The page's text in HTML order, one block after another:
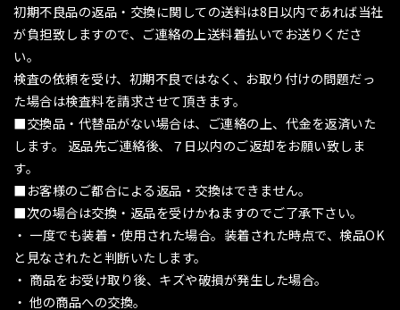
初期不良品の返品・交換に関しての送料は8日以内であれば当社
が負担致しますので、ご連絡の上送料着払いでお送りくださ
い。
検査の依頼を受け、初期不良ではなく、お取り付けの問題だっ
た場合は検査料を請求させて頂きます。
■交換品・代替品がない場合は、ご連絡の上、代金を返済いた
します。 返品先ご連絡後、７日以内のご返却をお願い致しま
す。
■お客様のご都合による返品・交換はできません。
■次の場合は交換・返品を受けかねますのでご了承下さい。
・ 一度でも装着・使用された場合。装着された時点で、検品OK
と見なされたと判断いたします。
・ 商品をお受け取り後、キズや破損が発生した場合。
・ 他の商品への交換。